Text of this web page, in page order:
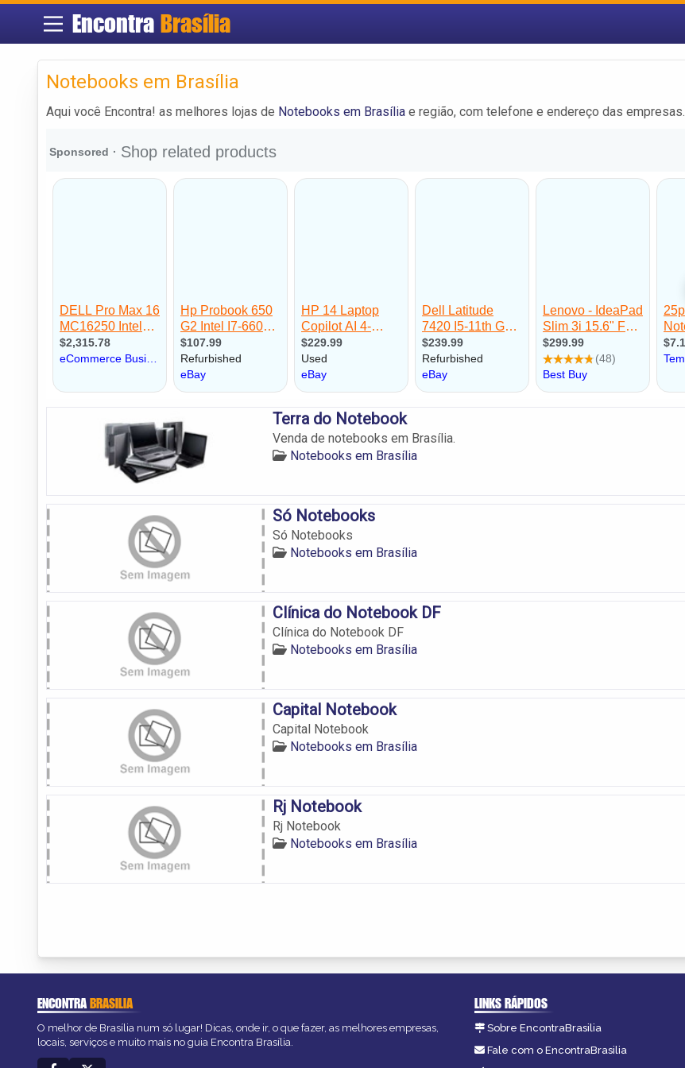
Encontra Brasília
Notebooks em Brasília
Aqui você Encontra! as melhores lojas de Notebooks em Brasília e região, com telefone e endereço das empresas.
Terra do Notebook
Venda de notebooks em Brasília.
Notebooks em Brasília
Só Notebooks
Só Notebooks
Notebooks em Brasília
Clínica do Notebook DF
Clínica do Notebook DF
Notebooks em Brasília
Capital Notebook
Capital Notebook
Notebooks em Brasília
Rj Notebook
Rj Notebook
Notebooks em Brasília
ENCONTRABRASILIA
O melhor de Brasília num só lugar! Dicas, onde ir, o que fazer, as melhores empresas,
locais, serviços e muito mais no guia Encontra Brasília.
LINKS RÁPIDOS
Sobre EncontraBrasilia
Fale com o EncontraBrasilia